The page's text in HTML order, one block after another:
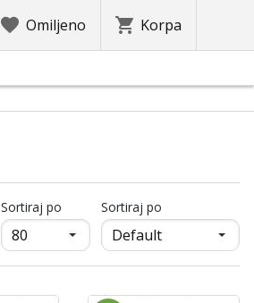
Omiljeno Korpa
Sortiraj po продукти на страница
Sortiraj po